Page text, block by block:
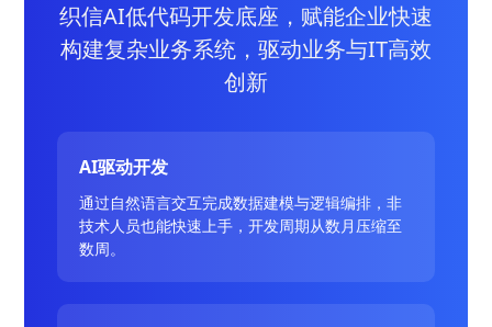
织信AI低代码开发底座，赋能企业快速
构建复杂业务系统，驱动业务与IT高效
创新
AI驱动开发
通过自然语言交互完成数据建模与逻辑编排，非
技术人员也能快速上手，开发周期从数月压缩至
数周。